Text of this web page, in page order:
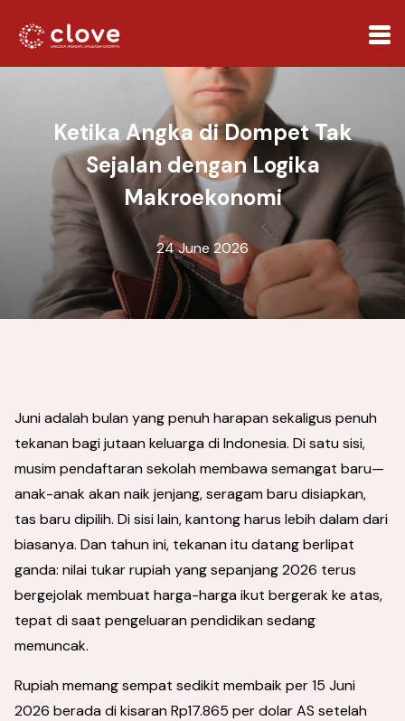
Ketika Angka di Dompet Tak
Sejalan dengan Logika
Makroekonomi
24 June 2026
Juni adalah bulan yang penuh harapan sekaligus penuh
tekanan bagi jutaan keluarga di Indonesia. Di satu sisi,
musim pendaftaran sekolah membawa semangat baru—
anak-anak akan naik jenjang, seragam baru disiapkan,
tas baru dipilih. Di sisi lain, kantong harus lebih dalam dari
biasanya. Dan tahun ini, tekanan itu datang berlipat
ganda: nilai tukar rupiah yang sepanjang 2026 terus
bergejolak membuat harga-harga ikut bergerak ke atas,
tepat di saat pengeluaran pendidikan sedang
memuncak.
Rupiah memang sempat sedikit membaik per 15 Juni
2026 berada di kisaran Rp17.865 per dolar AS setelah